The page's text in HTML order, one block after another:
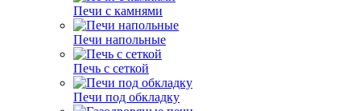
Печи с камнями
Печи напольные
Печь с сеткой
Печи под обкладку